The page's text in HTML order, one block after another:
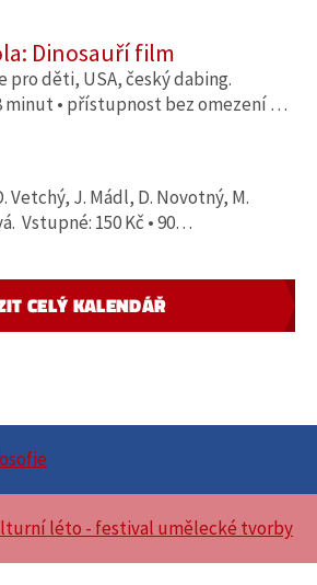
Dinosauří film
pro děti, USA, český dabing.
minut • přístupnost bez omezení …
Vetchý, J. Mádl, D. Novotný, M.
Vstupné: 150 Kč • 90…
CELÝ KALENDÁŘ